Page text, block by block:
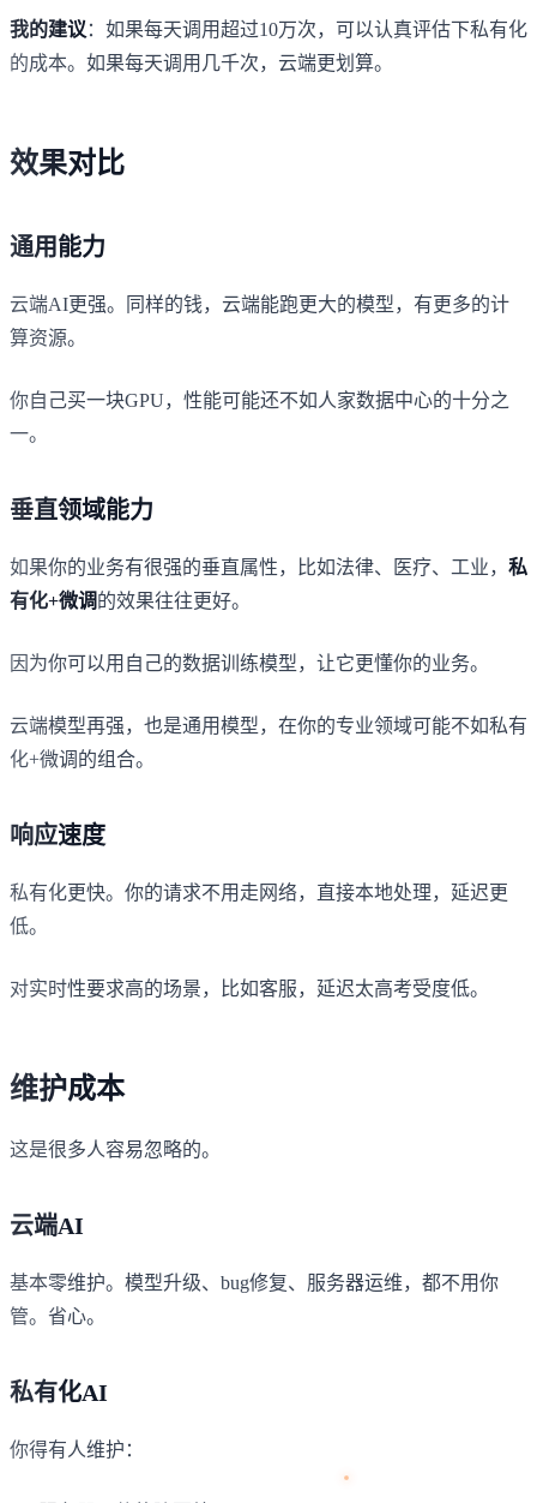
我的建议 ：如果每天调用超过10万次，可以认真评估下私有化
的成本。如果每天调用几千次，云端更划算。
效果对比
通用能力
云端AI更强。同样的钱，云端能跑更大的模型，有更多的计
算资源。
你自己买一块GPU，性能可能还不如人家数据中心的十分之
一。
垂直领域能力
如果你的业务有很强的垂直属性，比如法律、医疗、工业， 私
有化+微调的效果往往更好。
因为你可以用自己的数据训练模型，让它更懂你的业务。
云端模型再强，也是通用模型，在你的专业领域可能不如私有
化+微调的组合。
响应速度
私有化更快。你的请求不用走网络，直接本地处理，延迟更
低。
对实时性要求高的场景，比如客服，延迟太高考受度低。
维护成本
这是很多人容易忽略的。
云端AI
基本零维护。模型升级、bug修复、服务器运维，都不用你
管。省心。
私有化AI
你得有人维护：